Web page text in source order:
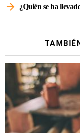
¿Quién se ha